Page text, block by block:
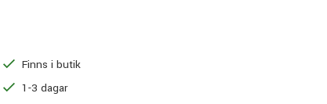
Finns i butik
1-3 dagar